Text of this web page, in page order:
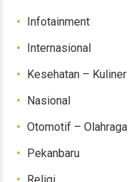
Infotainment
Internasional
Kesehatan – Kuliner
Nasional
Otomotif – Olahraga
Pekanbaru